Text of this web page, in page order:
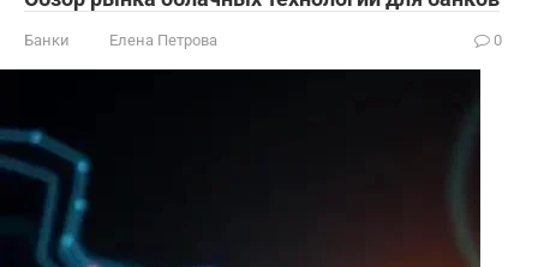
Банки Елена Петрова 0